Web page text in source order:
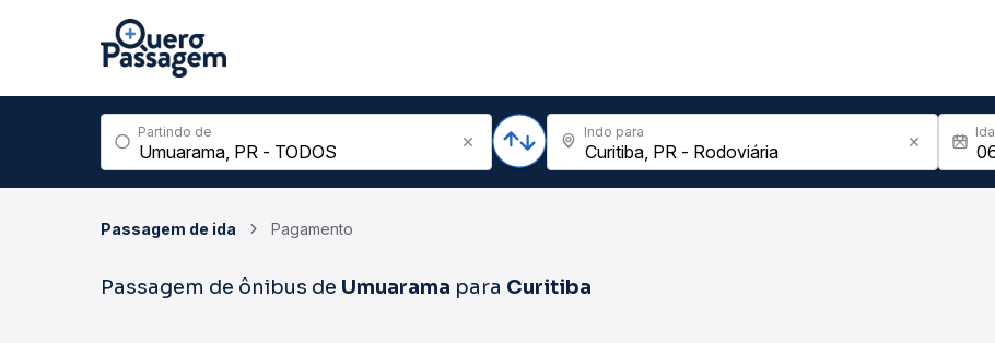
Partindo de Indo para Ida
Passagem de ida Pagamento
Passagem de ônibus de Umuarama para Curitiba